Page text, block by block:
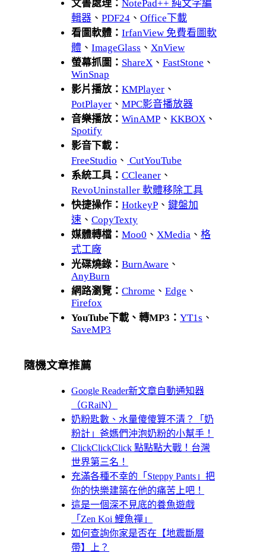
文書處理： NotePad++ 純文字編
輯器 、 PDF24 、 Office下載
看圖軟體： IrfanView 免費看圖軟
體 、 ImageGlass 、 XnView
螢幕抓圖： ShareX 、 FastStone 、
WinSnap
影片播放： KMPlayer 、
PotPlayer 、 MPC影音播放器
音樂播放： WinAMP 、 KKBOX 、
Spotify
影音下載：
FreeStudio 、 CutYouTube
系統工具： CCleaner 、
RevoUninstaller 軟體移除工具
快捷操作： HotkeyP 、 鍵盤加
速 、 CopyTexty
媒體轉檔： Moo0 、 XMedia 、 格
式工廠
光碟燒錄： BurnAware 、
AnyBurn
網路瀏覽： Chrome 、 Edge 、
Firefox
YouTube下載、轉MP3： YT1s 、
SaveMP3
隨機文章推薦
Google Reader新文章自動通知器
（GRaiN）
奶粉匙數、水量傻傻算不清？「奶
粉計」爸媽們沖泡奶粉的小幫手！
ClickClickClick 點點點大戰！台灣
世界第三名！
充滿各種不幸的「Steppy Pants」把
你的快樂建築在他的痛苦上吧！
這是一個深不見底的養魚遊戲
「Zen Koi 鯉魚禪」
如何查詢你家是否在【地震斷層
帶】上？